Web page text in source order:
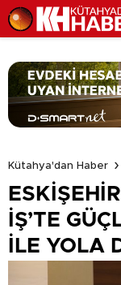
Kütahya'dan Haber
İŞ’TE
İLE YOLA